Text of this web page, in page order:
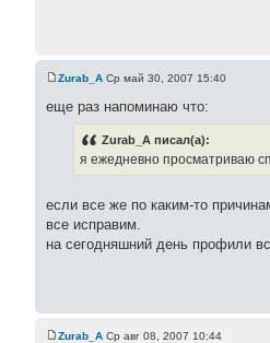
Zurab_A Ср май 30, 2007 15:40
еще раз напоминаю что:
Zurab_A писал(а):
я ежедневно просматриваю
если все же по каким-то
все исправим.
на сегодняшний день профили
Zurab_A Ср авг 08, 2007 10:44